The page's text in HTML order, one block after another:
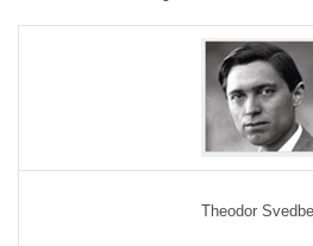
Theodor